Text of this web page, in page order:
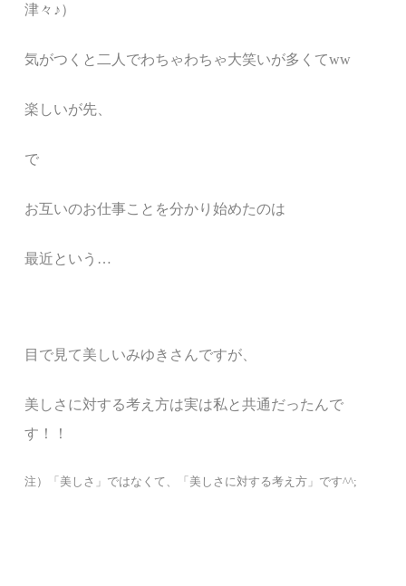
津々♪）
気がつくと二人でわちゃわちゃ大笑いが多くてww
楽しいが先、
で
お互いのお仕事ことを分かり始めたのは
最近という…
目で見て美しいみゆきさんですが、
美しさに対する考え方は実は私と共通だったんで
す！！
注）「美しさ」ではなくて、「美しさに対する考え方」です^^;